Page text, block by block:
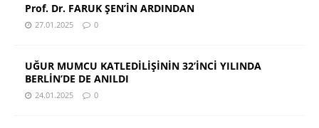
Prof. Dr. FARUK ŞEN’İN ARDINDAN
27.01.2025 0
UĞUR MUMCU KATLEDİLİŞİNİN 32’İNCİ YILINDA
BERLİN’DE DE ANILDI
24.01.2025 0